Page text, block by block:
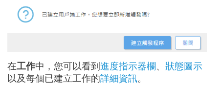
在工作中，您可以看到進度指示器欄、 狀態圖示
以及每個已建立工作的詳細資訊。